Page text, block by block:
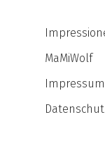
MaMiWolf
Impressum